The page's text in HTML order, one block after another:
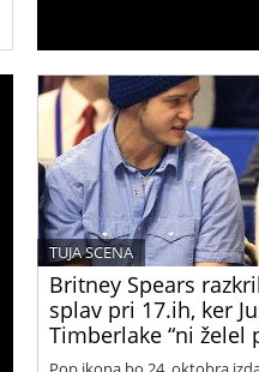
Britney Spears
splav pri 17.ih, ker
Timberlake “ni želel
TUJA SCENA